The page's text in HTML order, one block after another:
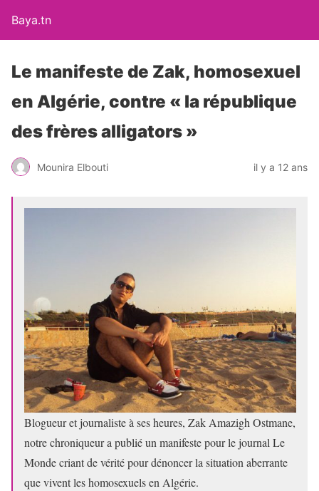
Baya.tn
Le manifeste de Zak, homosexuel
en Algérie, contre « la république
des frères alligators »
Mounira Elbouti il y a 12 ans
Blogueur et journaliste à ses heures, Zak Amazigh Ostmane,
notre chroniqueur a publié un manifeste pour le journal Le
Monde criant de vérité pour dénoncer la situation aberrante
que vivent les homosexuels en Algérie.